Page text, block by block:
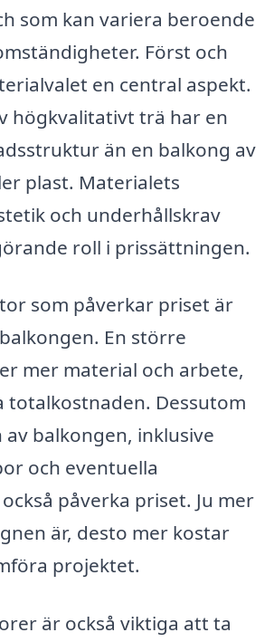
som kan variera beroende
Först och
en central aspekt.
högkvalitativt trä har en
än en balkong av
plast. Materialets
och underhållskrav
roll i prissättningen.
som påverkar priset är
En större
mer material och arbete,
totalkostnaden. Dessutom
av balkongen, inklusive
och eventuella
påverka priset. Ju mer
är, desto mer kostar
projektet.
är också viktiga att ta